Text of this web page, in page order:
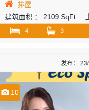
排屋
建筑面积 ： 2109 SqFt
4 3
发布：
10